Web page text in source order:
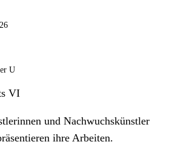
U
VI
und Nachwuchskünstler
ihre Arbeiten.